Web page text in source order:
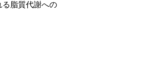
脂質代謝への